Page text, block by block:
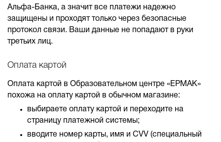
Альфа-Банка, а значит все платежи надежно
защищены и проходят только через безопасные
протокол связи. Ваши данные не попадают в руки
третьих лиц.
Оплата картой
Оплата картой в Образовательном центре «ЕРМАК»
похожа на оплату картой в обычном магазине:
выбираете оплату картой и переходите на
страницу платежной системы;
вводите номер карты, имя и CVV (специальный